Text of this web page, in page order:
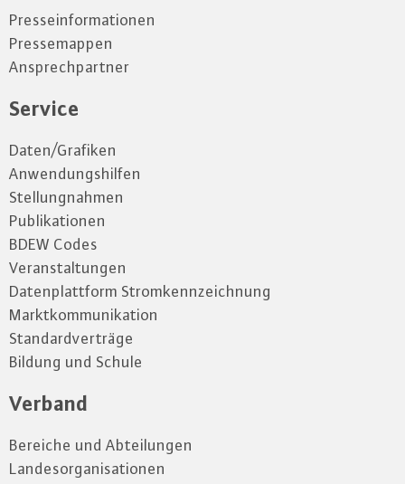
Presseinformationen
Pressemappen
Ansprechpartner
Service
Daten/Grafiken
Anwendungshilfen
Stellungnahmen
Publikationen
BDEW Codes
Veranstaltungen
Datenplattform Stromkennzeichnung
Marktkommunikation
Standardverträge
Bildung und Schule
Verband
Bereiche und Abteilungen
Landesorganisationen